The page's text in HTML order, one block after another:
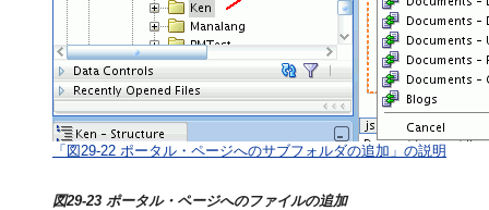
「図29-22 ポータル・ページへのサブフォルダの追加」の説明
図29-23 ポータル・ページへのファイルの追加